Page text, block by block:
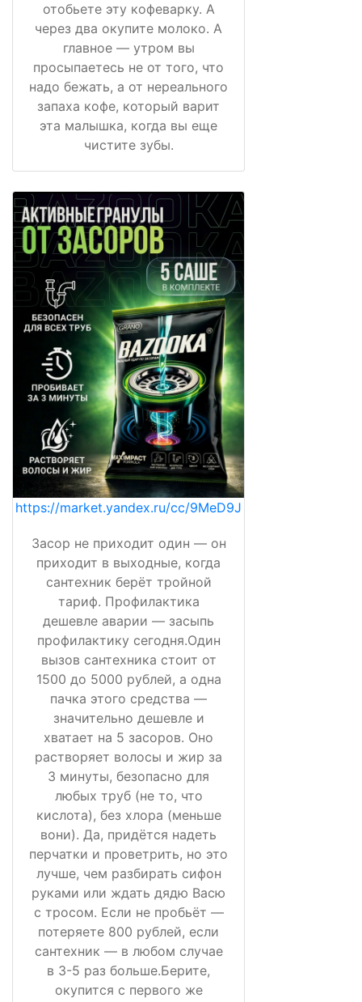
отобьете эту кофеварку. А
через два окупите молоко. А
главное — утром вы
просыпаетесь не от того, что
надо бежать, а от нереального
запаха кофе, который варит
эта малышка, когда вы еще
чистите зубы.
https://market.yandex.ru/cc/9MeD9J
Засор не приходит один — он
приходит в выходные, когда
сантехник берёт тройной
тариф. Профилактика
дешевле аварии — засыпь
профилактику сегодня.Один
вызов сантехника стоит от
1500 до 5000 рублей, а одна
пачка этого средства —
значительно дешевле и
хватает на 5 засоров. Оно
растворяет волосы и жир за
3 минуты, безопасно для
любых труб (не то, что
кислота), без хлора (меньше
вони). Да, придётся надеть
перчатки и проветрить, но это
лучше, чем разбирать сифон
руками или ждать дядю Васю
с тросом. Если не пробьёт —
потеряете 800 рублей, если
сантехник — в любом случае
в 3-5 раз больше.Берите,
окупится с первого же